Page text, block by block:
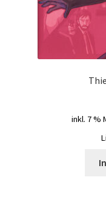
inkl. 7 %